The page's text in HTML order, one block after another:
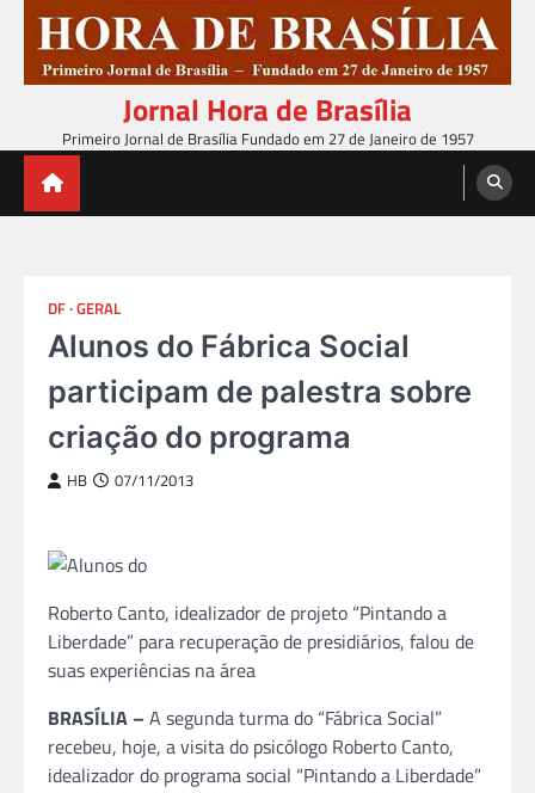
content
Jornal Hora de Brasília
Primeiro Jornal de Brasília Fundado em 27 de Janeiro de 1957
DF GERAL
Alunos do Fábrica Social
participam de palestra sobre
criação do programa
HB 07/11/2013
Roberto Canto, idealizador de projeto “Pintando a
Liberdade” para recuperação de presidiários, falou de
suas experiências na área
BRASÍLIA – A segunda turma do “Fábrica Social”
recebeu, hoje, a visita do psicólogo Roberto Canto,
idealizador do programa social “Pintando a Liberdade”